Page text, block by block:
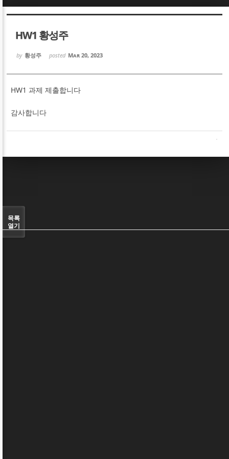
HW1 황성주
by 황성주 posted Mar 20, 2023
HW1 과제 제출합니다
감사합니다
목록
열기
Sketchbook5, 스케치북5
Sketchbook5, 스케치북5
Sketchbook5, 스케치북5
Sketchbook5, 스케치북5